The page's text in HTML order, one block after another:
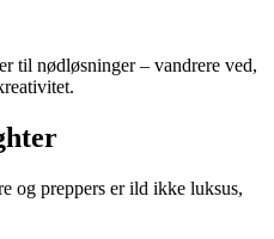
til nødløsninger – vandrere ved,
og preppers er ild ikke luksus,